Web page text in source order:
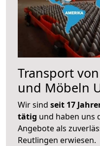
Transport
und Möbeln
Wir sind seit 17
tätig und haben uns
Angebote als
Reutlingen erwiesen.